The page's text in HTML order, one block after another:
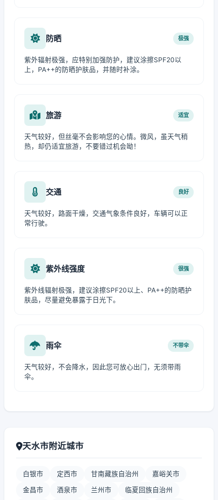
防晒 极强
紫外辐射极强，应特别加强防护，建议涂擦SPF20以
上，PA++的防晒护肤品，并随时补涂。
旅游 适宜
天气较好，但丝毫不会影响您的心情。微风，虽天气稍
热，却仍适宜旅游，不要错过机会呦！
交通 良好
天气较好，路面干燥，交通气象条件良好，车辆可以正
常行驶。
紫外线强度 很强
紫外线辐射极强，建议涂擦SPF20以上、PA++的防晒护
肤品，尽量避免暴露于日光下。
雨伞 不带伞
天气较好，不会降水，因此您可放心出门，无须带雨
伞。
天水市附近城市
白银市 定西市 甘南藏族自治州 嘉峪关市
金昌市 酒泉市 兰州市 临夏回族自治州